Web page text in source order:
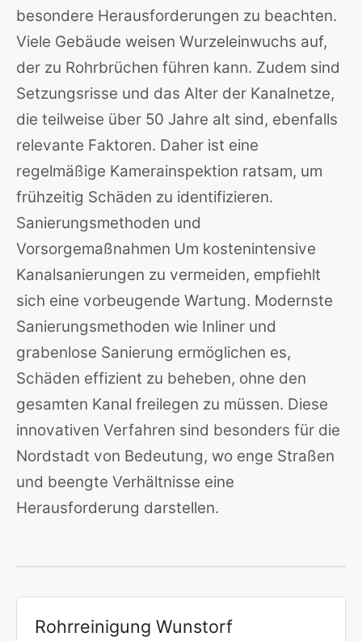
besondere Herausforderungen zu beachten.
Viele Gebäude weisen Wurzeleinwuchs auf,
der zu Rohrbrüchen führen kann. Zudem sind
Setzungsrisse und das Alter der Kanalnetze,
die teilweise über 50 Jahre alt sind, ebenfalls
relevante Faktoren. Daher ist eine
regelmäßige Kamerainspektion ratsam, um
frühzeitig Schäden zu identifizieren.
Sanierungsmethoden und
Vorsorgemaßnahmen Um kostenintensive
Kanalsanierungen zu vermeiden, empfiehlt
sich eine vorbeugende Wartung. Modernste
Sanierungsmethoden wie Inliner und
grabenlose Sanierung ermöglichen es,
Schäden effizient zu beheben, ohne den
gesamten Kanal freilegen zu müssen. Diese
innovativen Verfahren sind besonders für die
Nordstadt von Bedeutung, wo enge Straßen
und beengte Verhältnisse eine
Herausforderung darstellen.
Rohrreinigung Wunstorf